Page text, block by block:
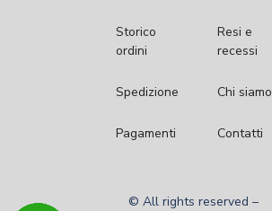
Storico
ordini
Spedizione
Pagamenti
Resi e
recessi
Chi siamo
Contatti
© All rights reserved –